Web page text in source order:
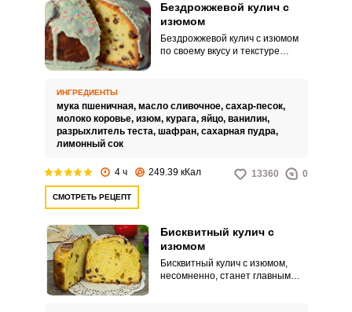
Бездрожжевой кулич с
изюмом
Бездрожжевой кулич с изюмом
по своему вкусу и текстуре
рецепт удобен для современной
женщины.
ИНГРЕДИЕНТЫ
мука пшеничная, масло сливочное, сахар-песок,
молоко коровье, изюм, курага, яйцо, ванилин,
разрыхлитель теста, шафран, сахарная пудра,
лимонный сок
4 ч 249.39 кКал 13360 0
СМОТРЕТЬ РЕЦЕПТ
Бисквитный кулич с
изюмом
Бисквитный кулич с изюмом,
несомненно, станет главным